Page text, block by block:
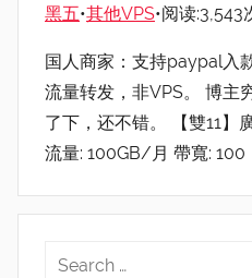
黑五•其他VPS•阅读:3,543
国人商家：支持paypal入
流量转发，非VPS。 博主
了下，还不错。 【雙11】
流量: 100GB/月 帶寬: 100